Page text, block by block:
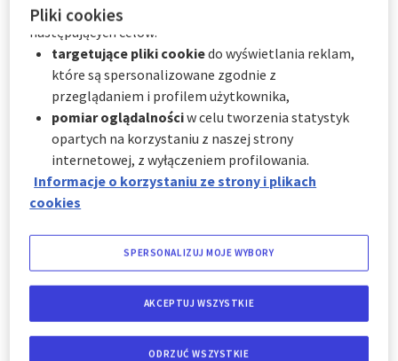
kraju. Ogólnie rzecz biorąc,
umożliwia pokrycie szkód wyrządzonych osobom trzecim
w wyniku nieszczęśliwych wypadków lub zdarzeń, za
które odpowiada ubezpieczony.
Polisa OC chroni zatem przed finansowymi konsekwencjami
takich wydarzeń.
Co obejmuje ubezpieczenie OC w podróży?
Przede wszystkim, ubezpieczenie OC w podróży chroni nas
przed ewentualnymi sytuacjami, w których moglibyśmy
ubezpieczenie toobejmuje odpowiedzialność cywilną w
życiu prywatnym, gdy jesteśmy w trakcie wyjazdu.
słowy, jeśli doszłoby do niezamierzonego działania z naszej
strony, które spowodowałoby szkodę osobową lub rzeczową
innej osobie, wtedy ubezpieczenie OC pokryje koszty
naprawy tej szkody, zgodnie z przepisami obowiązującego
prawa.
Pliki cookies
AXA Partners wykorzystuje pliki cookie do
następujących celów:
targetujące pliki cookiedo wyświetlania reklam,
które są spersonalizowane zgodnie z
przeglądaniem i profilem użytkownika,
pomiar oglądalnościw celu tworzenia statystyk
opartych na korzystaniu z naszej strony
internetowej, z wyłączeniem profilowania.
Informacje o korzystaniu ze strony i plikach
cookies
SPERSONALIZUJ MOJE WYBORY
ODRZUĆ WSZYSTKIE
AKCEPTUJ WSZYSTKIE